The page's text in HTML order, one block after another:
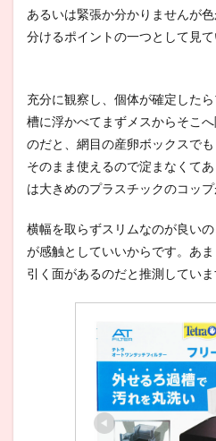
あるいは緊張か分かりませんが
分けるポイントの一つとして見て
充分に観察し、個体が確定した
槽に浮かべてまずメスからそこ
のだと、網目の産卵ボックスで
そのまま使えるので淀まなくて
は大きめのプラスチックのコップ
横幅を取らずスリムなのが良い
が感触としていいからです。あ
引く面があるのだと推測していま